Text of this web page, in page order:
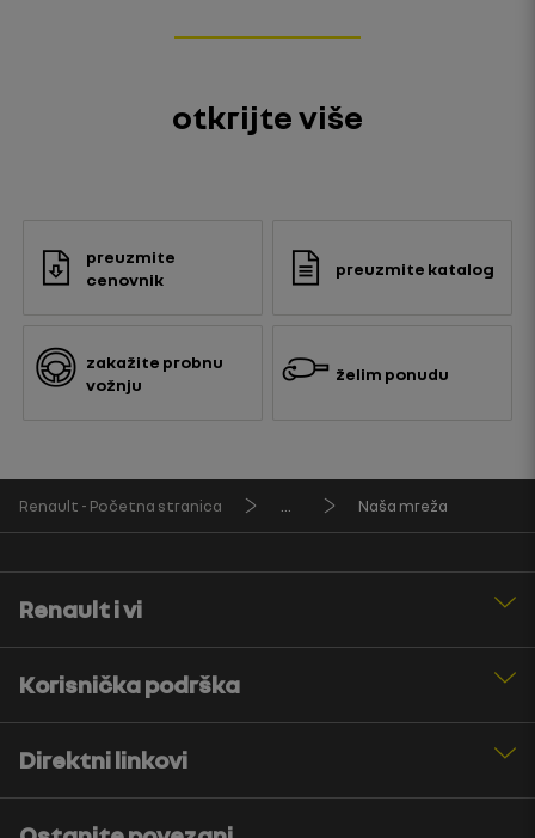
otkrijte više
preuzmite
cenovnik
preuzmite katalog
zakažite probnu
vožnju
želim ponudu